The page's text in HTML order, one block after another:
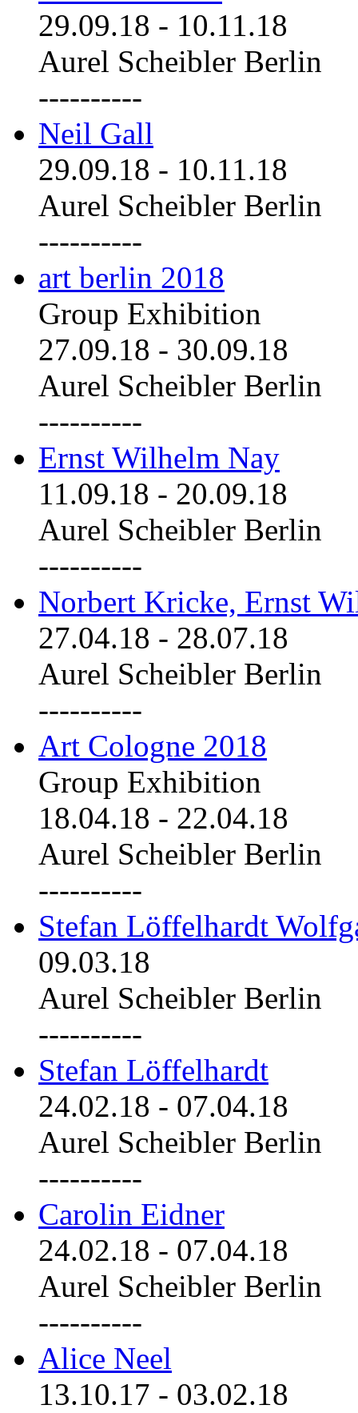
29.09.18 - 10.11.18
Aurel Scheibler Berlin
----------
Neil Gall
29.09.18 - 10.11.18
Aurel Scheibler Berlin
----------
art berlin 2018
Group Exhibition
27.09.18 - 30.09.18
Aurel Scheibler Berlin
----------
Ernst Wilhelm Nay
11.09.18 - 20.09.18
Aurel Scheibler Berlin
----------
Norbert Kricke, Ernst
27.04.18 - 28.07.18
Aurel Scheibler Berlin
----------
Art Cologne 2018
Group Exhibition
18.04.18 - 22.04.18
Aurel Scheibler Berlin
----------
Stefan Löffelhardt
09.03.18
Aurel Scheibler Berlin
----------
Stefan Löffelhardt
24.02.18 - 07.04.18
Aurel Scheibler Berlin
----------
Carolin Eidner
24.02.18 - 07.04.18
Aurel Scheibler Berlin
----------
Alice Neel
13.10.17 - 03.02.18